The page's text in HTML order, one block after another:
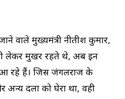
वाले मुख्यमंत्री नीतीश कुमार,
लेकर मुखर रहते थे, अब इन
रहे हैं। जिस जंगलराज के
दलों को घेरा था, वही